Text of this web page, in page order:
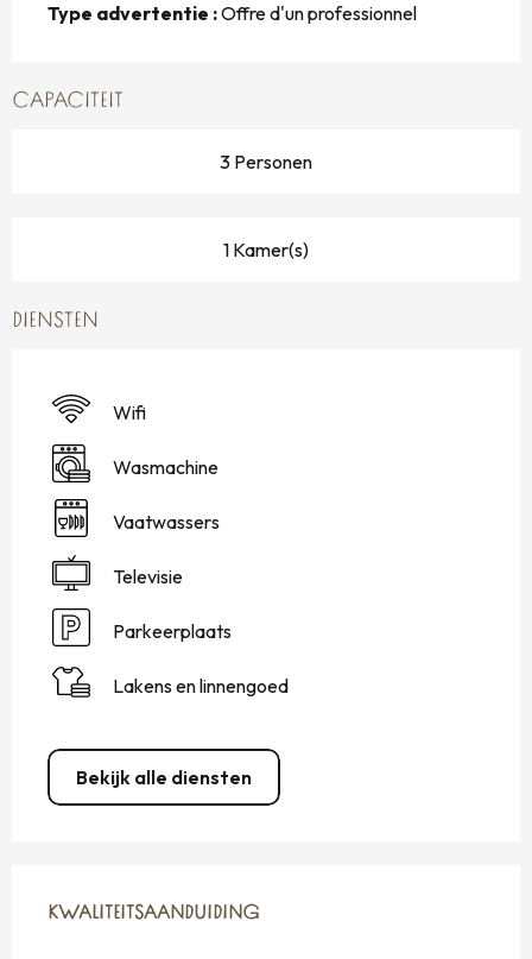
Type advertentie :Offre d'un professionnel
CAPACITEIT
3 Personen
1 Kamer(s)
DIENSTEN
Wifi
Wasmachine
Vaatwassers
Televisie
Parkeerplaats
Lakens en linnengoed
Bekijk alle diensten
KWALITEITSAANDUIDING
KWALITEITSAANDUIDING